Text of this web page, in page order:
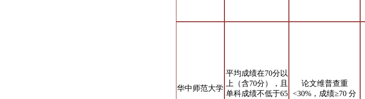
华中师范大学
平均成绩在70分以
上（含70分），且
单科成绩不低于65
论文维普查重
<30%，成绩≥70 分